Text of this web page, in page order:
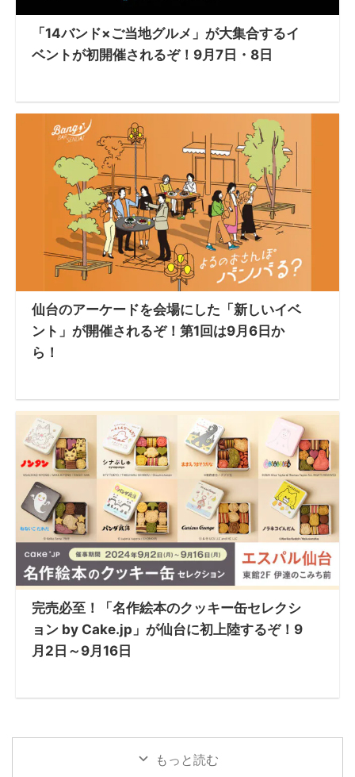
「14バンド×ご当地グルメ」が大集合するイ
ベントが初開催されるぞ！9月7日・8日
仙台のアーケードを会場にした「新しいイベ
ント」が開催されるぞ！第1回は9月6日か
ら！
完売必至！「名作絵本のクッキー缶セレクシ
ョン by Cake.jp」が仙台に初上陸するぞ！9
月2日～9月16日
もっと読む